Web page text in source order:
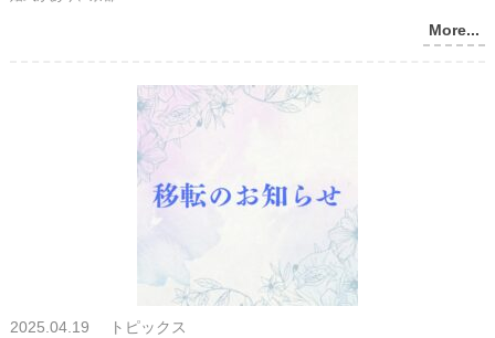
More...
2025.04.19 トピックス